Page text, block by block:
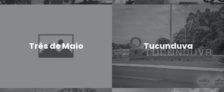
Três de Maio Tucunduva